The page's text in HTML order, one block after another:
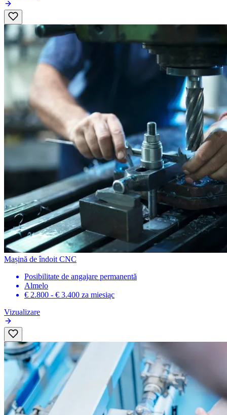
Mașină de îndoit CNC
Posibilitate de angajare permanentă
Almelo
€ 2.800 - € 3.400 za miesiąc
Vizualizare